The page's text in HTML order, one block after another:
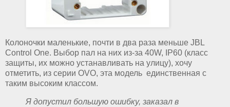
Колоночки маленькие, почти в два раза меньше JBL
Control One. Выбор пал на них из-за 40W, IP60 (класс
защиты, их можно устанавливать на улицу), хочу
отметить, из серии OVO, эта модель единственная с
таким высоким классом.
Я допустил большую ошибку, заказал в